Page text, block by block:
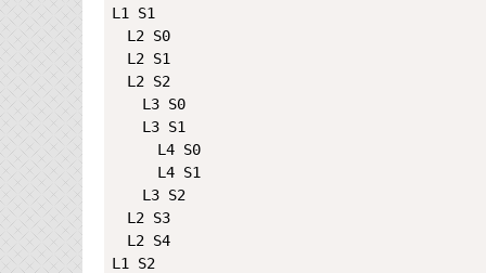
L1 S1
L2 S0
L2 S1
L2 S2
L3 S0
L3 S1
L4 S0
L4 S1
L3 S2
L2 S3
L2 S4
L1 S2